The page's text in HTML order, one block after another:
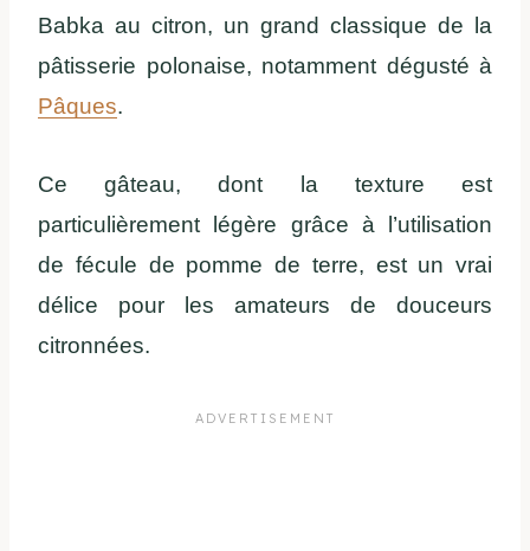
Babka au citron, un grand classique de la
pâtisserie polonaise, notamment dégusté à
Pâques.
Ce gâteau, dont la texture est
particulièrement légère grâce à l’utilisation
de fécule de pomme de terre, est un vrai
délice pour les amateurs de douceurs
citronnées.